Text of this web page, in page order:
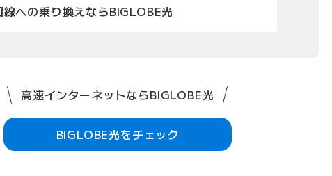
線への乗り換えならBIGLOBE光
高速インターネットならBIGLOBE光
BIGLOBE光をチェック